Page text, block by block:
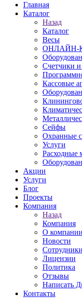
Главная
Каталог
Назад
Каталог
Весы
ОНЛАЙН-
Счетчики и
Кассовые
Сейфы
Охранные
Услуги
Расходные
Акции
Услуги
Блог
Проекты
Компания
Назад
Компания
О компании
Новости
Сотрудники
Лицензии
Политика
Отзывы
Написать
Контакты